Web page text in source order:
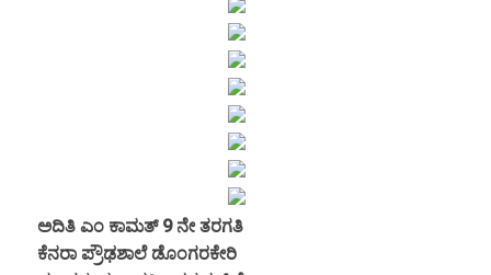
ಅದಿತಿ ಎಂ ಕಾಮತ್ 9 ನೇ ತರಗತಿ
ಕೆನರಾ ಪ್ರೌಢಶಾಲೆ ಡೊಂಗರಕೇರಿ